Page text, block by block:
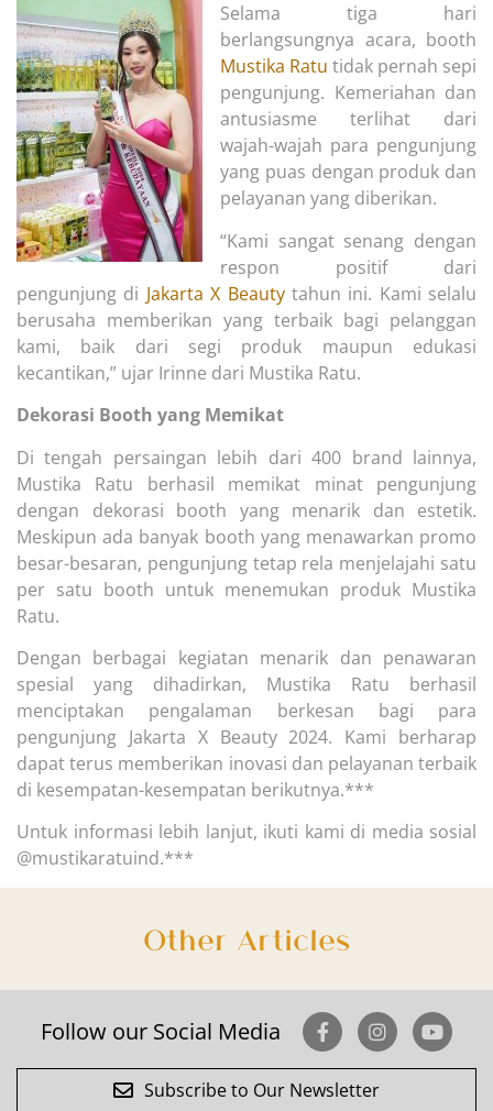
Selama tiga hari
berlangsungnya acara, booth
Mustika Ratu tidak pernah sepi
pengunjung. Kemeriahan dan
antusiasme terlihat dari
wajah-wajah para pengunjung
yang puas dengan produk dan
pelayanan yang diberikan.
“Kami sangat senang dengan
respon positif dari
pengunjung di Jakarta X Beautytahun ini. Kami selalu
berusaha memberikan yang terbaik bagi pelanggan
kami, baik dari segi produk maupun edukasi
kecantikan,” ujar Irinne dari Mustika Ratu.
Dekorasi Booth yang Memikat
Di tengah persaingan lebih dari 400 brand lainnya,
Mustika Ratu berhasil memikat minat pengunjung
dengan dekorasi booth yang menarik dan estetik.
Meskipun ada banyak booth yang menawarkan promo
besar-besaran, pengunjung tetap rela menjelajahi satu
per satu booth untuk menemukan produk Mustika
Ratu.
Dengan berbagai kegiatan menarik dan penawaran
spesial yang dihadirkan, Mustika Ratu berhasil
menciptakan pengalaman berkesan bagi para
pengunjung Jakarta X Beauty 2024. Kami berharap
dapat terus memberikan inovasi dan pelayanan terbaik
di kesempatan-kesempatan berikutnya.***
Untuk informasi lebih lanjut, ikuti kami di media sosial
@mustikaratuind.***
Other Articles
Follow our Social Media
Subscribe to Our Newsletter